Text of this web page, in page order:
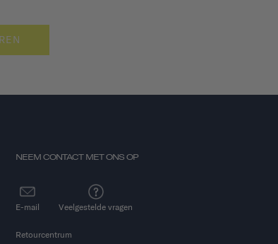
NEEM CONTACT MET ONS OP
E-mail Veelgestelde vragen
Retourcentrum